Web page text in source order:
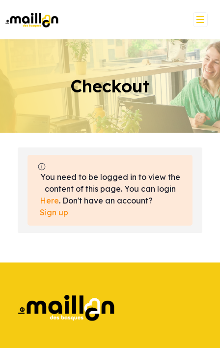
to
content
Checkout
You need to be logged in to view the
content of this page. You can login
Here. Don't have an account?
Sign up